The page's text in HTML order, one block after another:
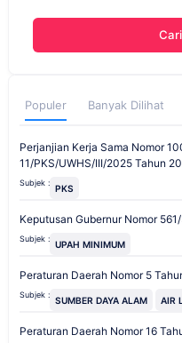
Populer Banyak Dilihat
Perjanjian Kerja Sama Nomor
11/PKS/UWHS/III/2025 Tahun
Subjek : PKS
Keputusan Gubernur Nomor
Subjek : UPAH MINIMUM
Peraturan Daerah Nomor 5
Subjek : SUMBER DAYA ALAM AIR
Peraturan Daerah Nomor 16